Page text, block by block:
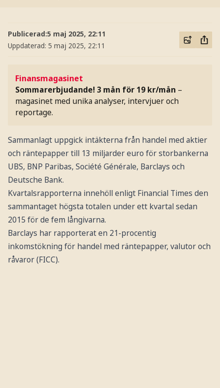
Publicerad:5 maj 2025, 22:11
Uppdaterad: 5 maj 2025, 22:11
Finansmagasinet
Sommarerbjudande! 3 mån för 19 kr/mån –
magasinet med unika analyser, intervjuer och
reportage.
Sammanlagt uppgick intäkterna från handel med aktier
och räntepapper till 13 miljarder euro för storbankerna
UBS, BNP Paribas, Société Générale, Barclays och
Deutsche Bank.
Kvartalsrapporterna innehöll enligt Financial Times den
sammantaget högsta totalen under ett kvartal sedan
2015 för de fem långivarna.
Barclays har rapporterat en 21-procentig
inkomstökning för handel med räntepapper, valutor och
råvaror (FICC).